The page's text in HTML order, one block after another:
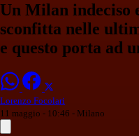
Un Milan indeciso
sconfitta nelle
e questo porta ad
Lorenzo Focolari
11 maggio - 10:46 - Milano